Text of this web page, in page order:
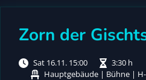
Zorn der
Sat 16.11. 15:00
3:30 h
Hauptgebäude | Bühne | H-